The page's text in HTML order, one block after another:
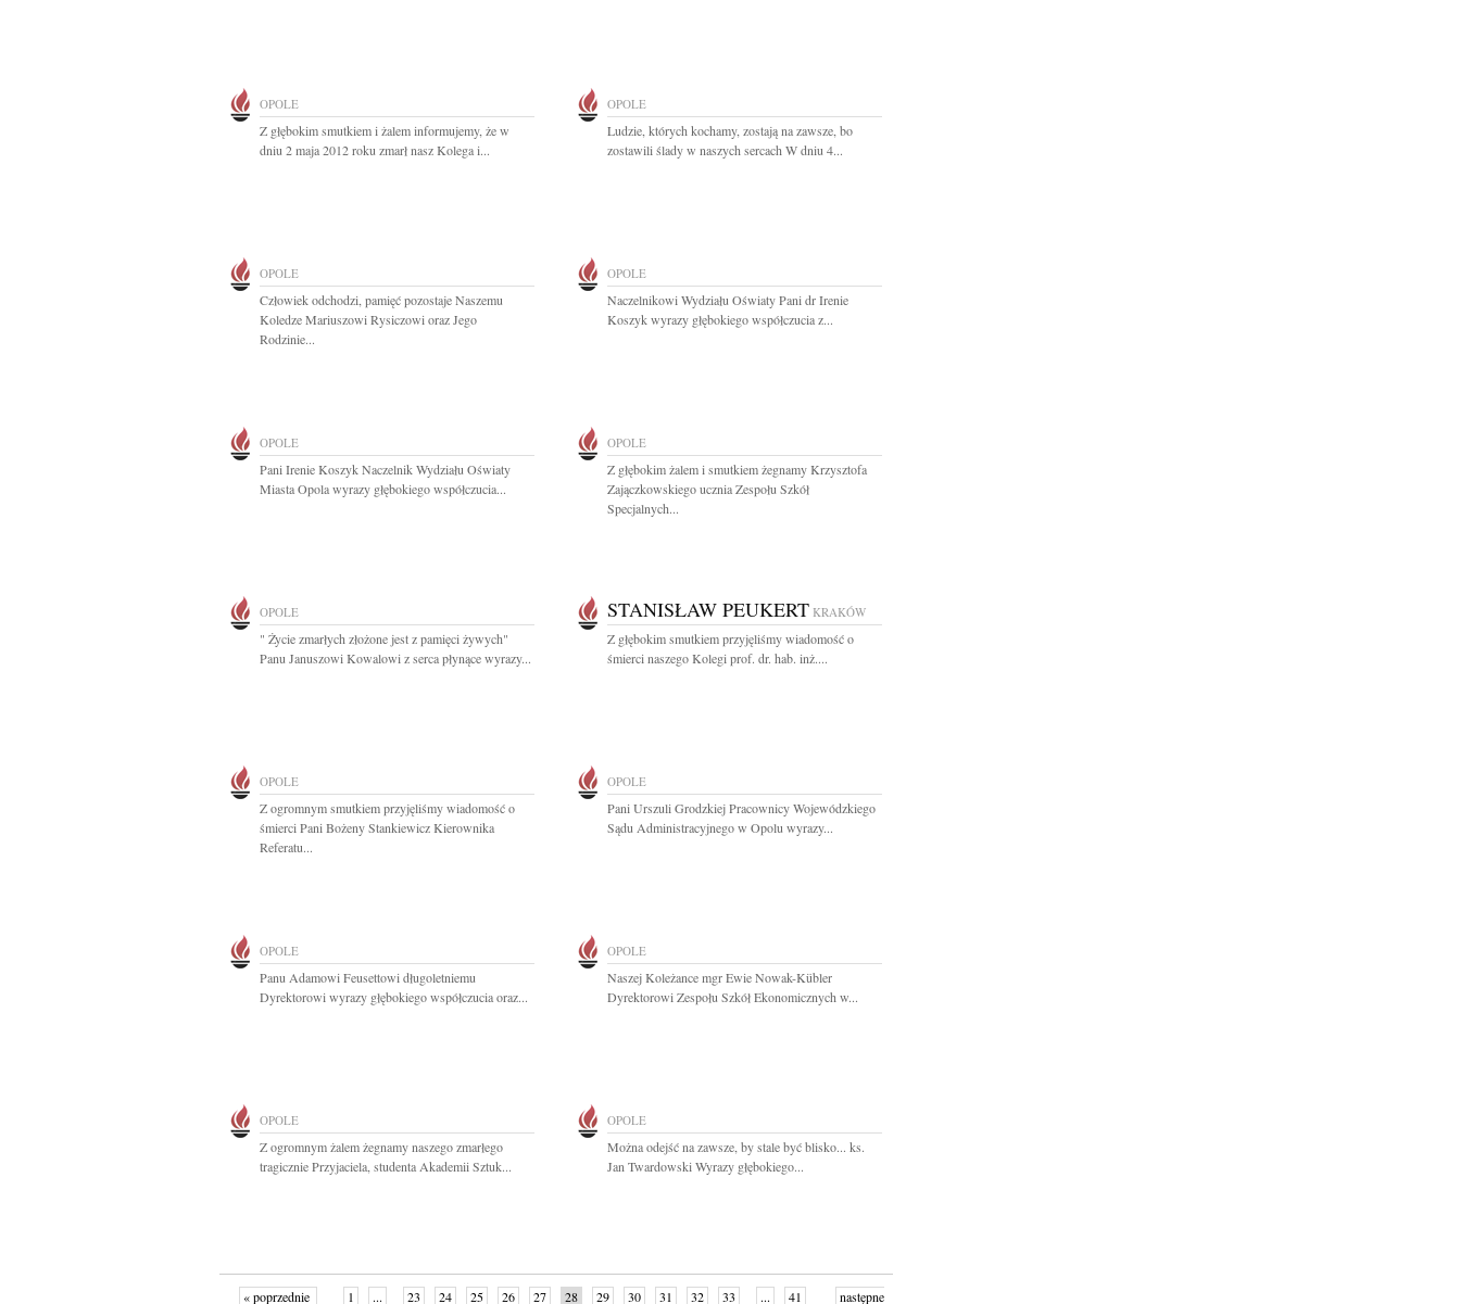
OPOLE
Z głębokim smutkiem i żalem informujemy, że w
dniu 2 maja 2012 roku zmarł nasz Kolega i...
OPOLE
Ludzie, których kochamy, zostają na zawsze, bo
zostawili ślady w naszych sercach W dniu 4...
OPOLE
Człowiek odchodzi, pamięć pozostaje Naszemu
Koledze Mariuszowi Rysiczowi oraz Jego
Rodzinie...
OPOLE
Naczelnikowi Wydziału Oświaty Pani dr Irenie
Koszyk wyrazy głębokiego współczucia z...
OPOLE
Pani Irenie Koszyk Naczelnik Wydziału Oświaty
Miasta Opola wyrazy głębokiego współczucia...
OPOLE
Z głębokim żalem i smutkiem żegnamy Krzysztofa
Zajączkowskiego ucznia Zespołu Szkół
Specjalnych...
OPOLE
" Życie zmarłych złożone jest z pamięci żywych"
Panu Januszowi Kowalowi z serca płynące wyrazy...
STANISŁAW PEUKERT KRAKÓW
Z głębokim smutkiem przyjęliśmy wiadomość o
śmierci naszego Kolegi prof. dr. hab. inż....
OPOLE
Z ogromnym smutkiem przyjęliśmy wiadomość o
śmierci Pani Bożeny Stankiewicz Kierownika
Referatu...
OPOLE
Pani Urszuli Grodzkiej Pracownicy Wojewódzkiego
Sądu Administracyjnego w Opolu wyrazy...
OPOLE
Panu Adamowi Feusettowi długoletniemu
Dyrektorowi wyrazy głębokiego współczucia oraz...
OPOLE
Naszej Koleżance mgr Ewie Nowak-Kübler
Dyrektorowi Zespołu Szkół Ekonomicznych w...
OPOLE
Z ogromnym żalem żegnamy naszego zmarłego
tragicznie Przyjaciela, studenta Akademii Sztuk...
OPOLE
Można odejść na zawsze, by stale być blisko... ks.
Jan Twardowski Wyrazy głębokiego...
« poprzednie 1 ... 23 24 25 26 27 28 29 30 31 32 33 ... 41 następne